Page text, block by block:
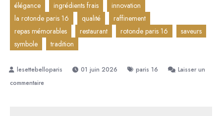
élégance
ingrédients frais
innovation
la rotonde paris 16
qualité
raffinement
repas mémorables
restaurant rotonde paris 16
saveurs
symbole
tradition
01 juin 2026 paris 16
Laisser un
commentairesur